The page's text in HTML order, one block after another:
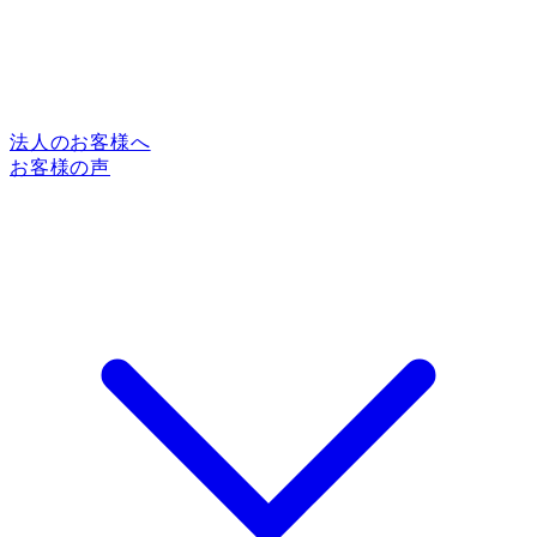
法人のお客様へ
お客様の声